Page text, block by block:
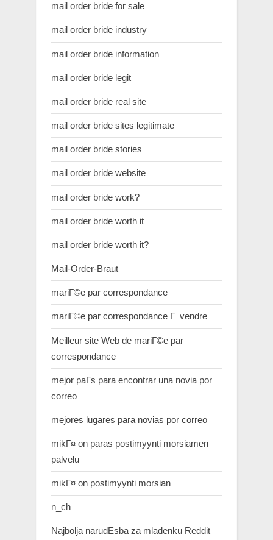
mail order bride for sale
mail order bride industry
mail order bride information
mail order bride legit
mail order bride real site
mail order bride sites legitimate
mail order bride stories
mail order bride website
mail order bride work?
mail order bride worth it
mail order bride worth it?
Mail-Order-Braut
mariГ©e par correspondance
mariГ©e par correspondance Г vendre
Meilleur site Web de mariГ©e par
correspondance
mejor paГ­s para encontrar una novia por
correo
mejores lugares para novias por correo
mikГ¤ on paras postimyynti morsiamen
palvelu
mikГ¤ on postimyynti morsian
n_ch
Najbolja narudЕѕba za mladenku Reddit